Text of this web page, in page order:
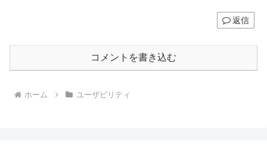
返信
コメントを書き込む
ホーム ユーザビリティ